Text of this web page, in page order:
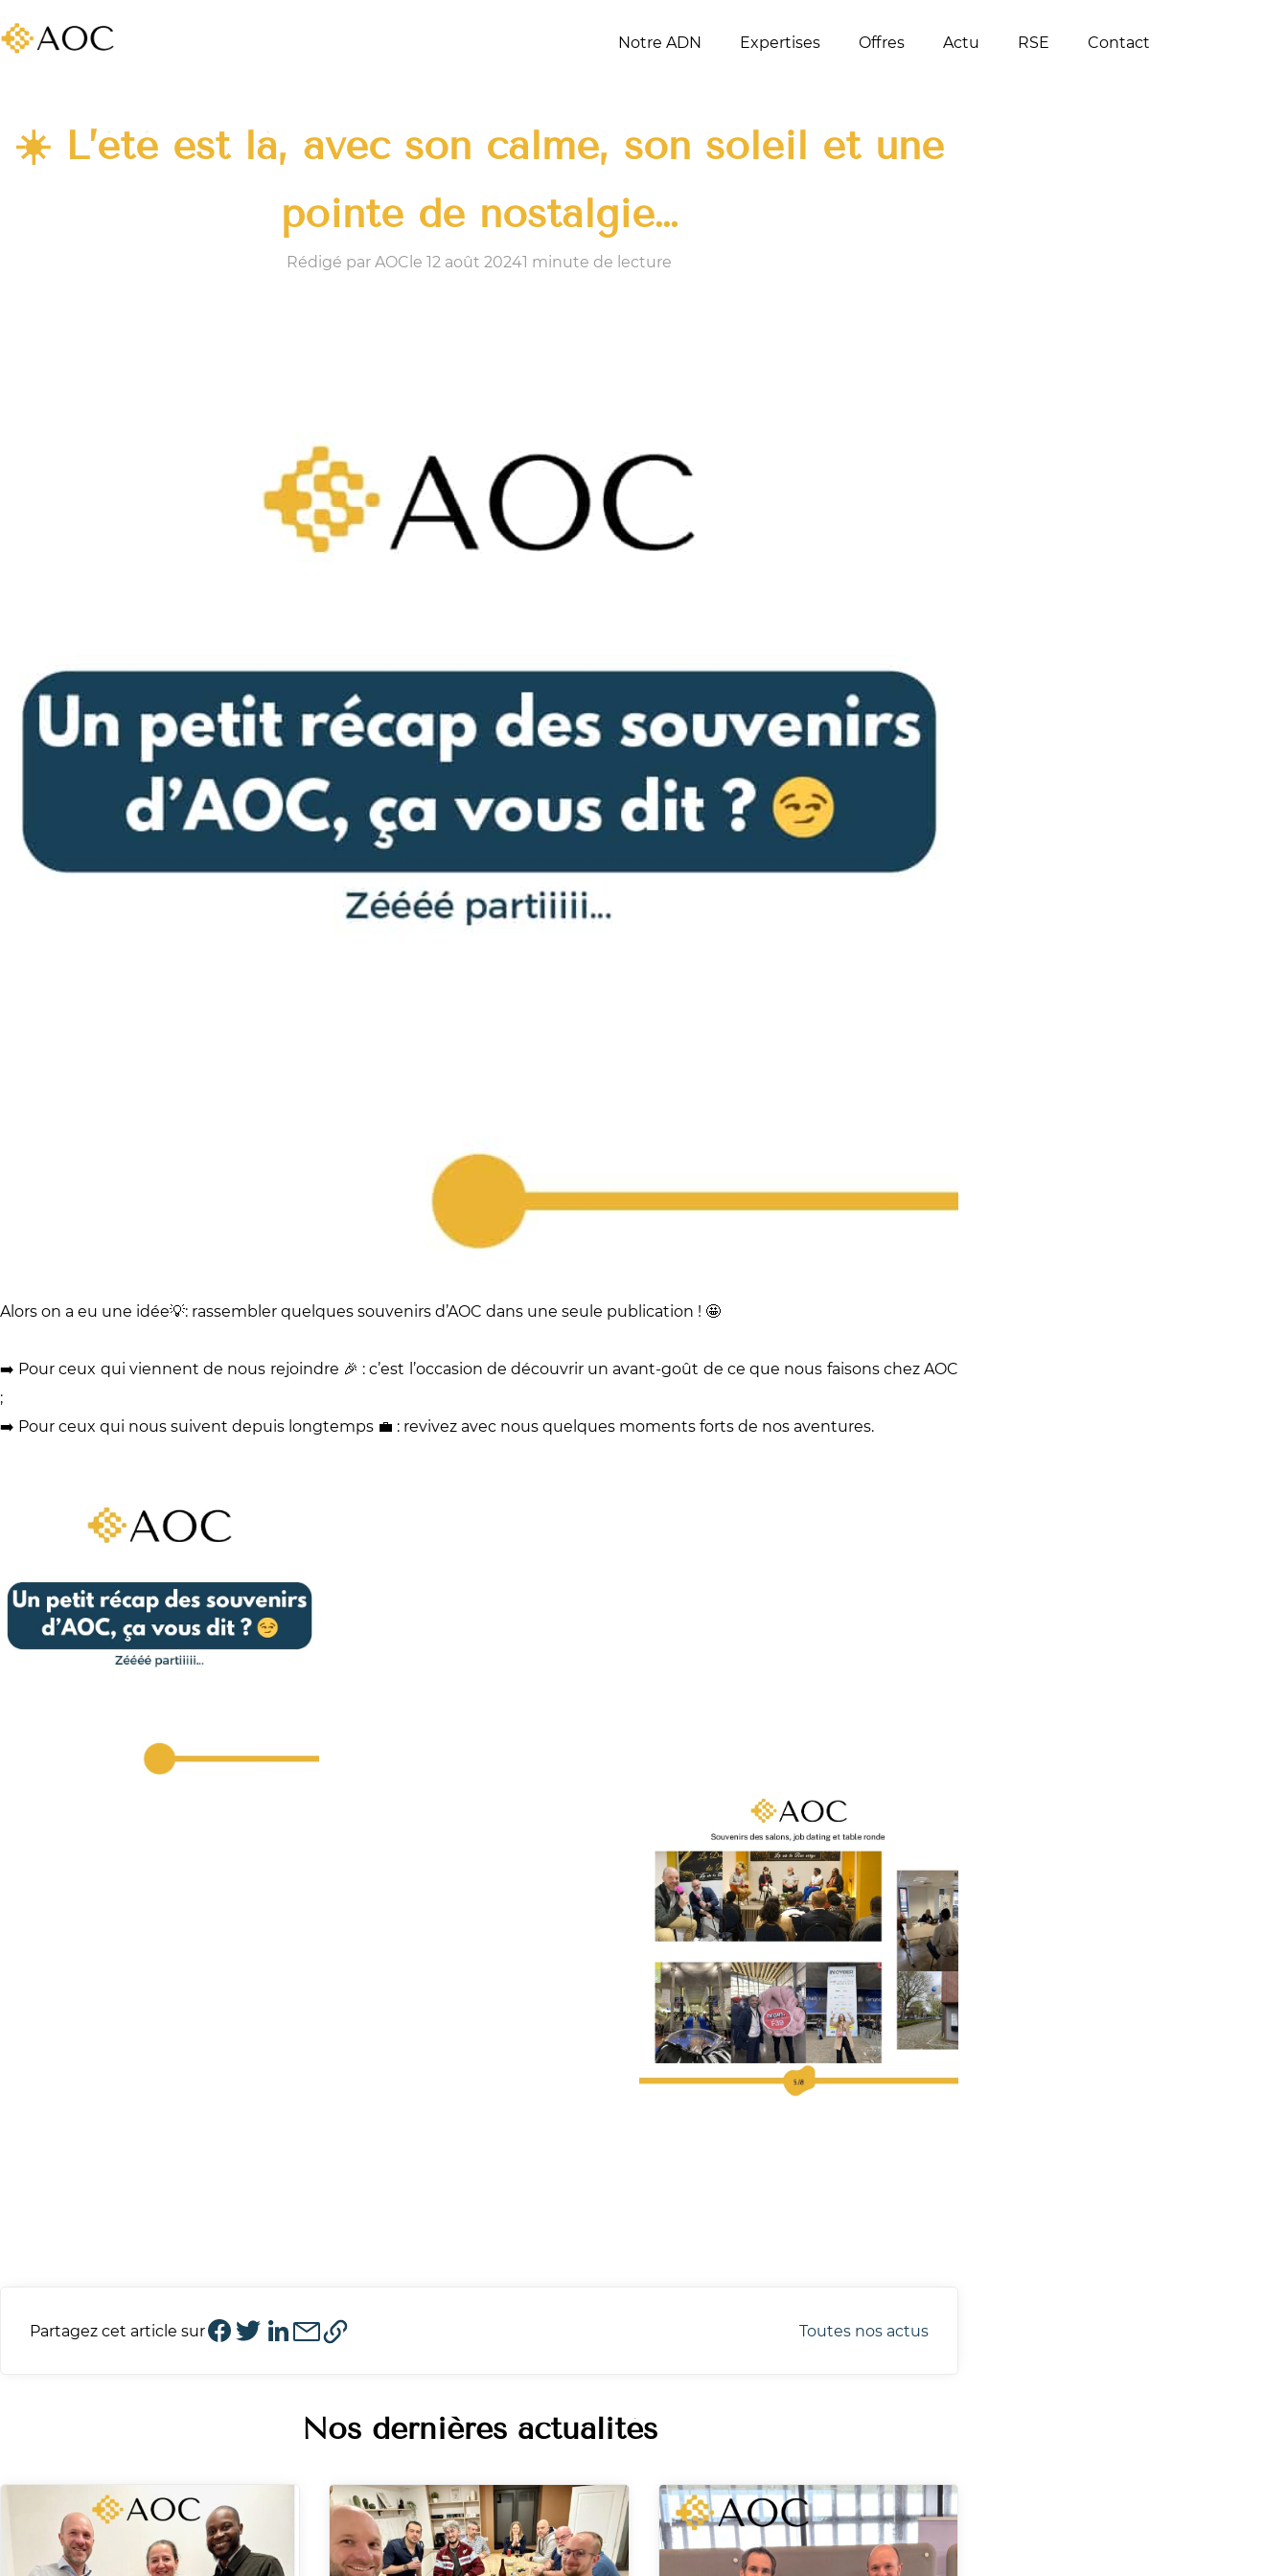
Notre ADN Expertises Offres Actu RSE Contact
☀️ L’été est là, avec son calme, son soleil et une
pointe de nostalgie…
Rédigé par AOCle 12 août 20241 minute de lecture
Alors on a eu une idée💡: rassembler quelques souvenirs d’AOC dans une seule publication ! 🤩
➡️ Pour ceux qui viennent de nous rejoindre 🎉 : c’est l’occasion de découvrir un avant-goût de ce que nous faisons chez AOC
;
➡️ Pour ceux qui nous suivent depuis longtemps 💼 : revivez avec nous quelques moments forts de nos aventures.
Partagez cet article sur Toutes nos actus
Nos dernières actualités